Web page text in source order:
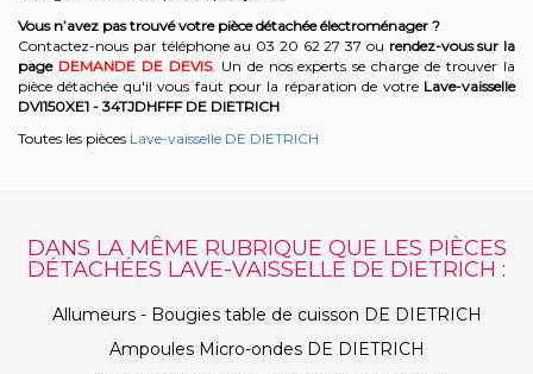
Vous n’avez pas trouvé votre pièce détachée électroménager ?
Contactez-nous par téléphone au 03 20 62 27 37 ou rendez-vous sur la
page DEMANDE DE DEVIS. Un de nos experts se charge de trouver la
pièce détachée qu'il vous faut pour la réparation de votre Lave-vaisselle
DVI150XE1 - 34TJDHFFF DE DIETRICH
Toutes les pièces Lave-vaisselle DE DIETRICH
DANS LA MÊME RUBRIQUE QUE LES PIÈCES
DÉTACHÉES LAVE-VAISSELLE DE DIETRICH :
Allumeurs - Bougies table de cuisson DE DIETRICH
Ampoules Micro-ondes DE DIETRICH